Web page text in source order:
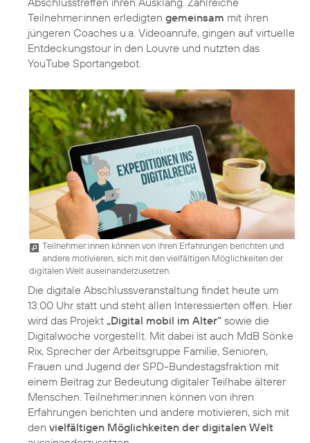
Teilnehmer:innen erledigten gemeinsam mit ihren
jüngeren Coaches u.a. Videoanrufe, gingen auf virtuelle
Entdeckungstour in den Louvre und nutzten das
YouTube Sportangebot.
Teilnehmer:innen können von ihren Erfahrungen berichten und
andere motivieren, sich mit den vielfältigen Möglichkeiten der
digitalen Welt auseinanderzusetzen.
Die digitale Abschlussveranstaltung findet heute um
13:00 Uhr statt und steht allen Interessierten offen. Hier
wird das Projekt „Digital mobil im Alter“ sowie die
Digitalwoche vorgestellt. Mit dabei ist auch MdB Sönke
Rix, Sprecher der Arbeitsgruppe Familie, Senioren,
Frauen und Jugend der SPD-Bundestagsfraktion mit
einem Beitrag zur Bedeutung digitaler Teilhabe älterer
Menschen. Teilnehmer:innen können von ihren
Erfahrungen berichten und andere motivieren, sich mit
den vielfältigen Möglichkeiten der digitalen Welt